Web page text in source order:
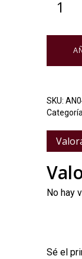
SKU:
No hay
Sé el